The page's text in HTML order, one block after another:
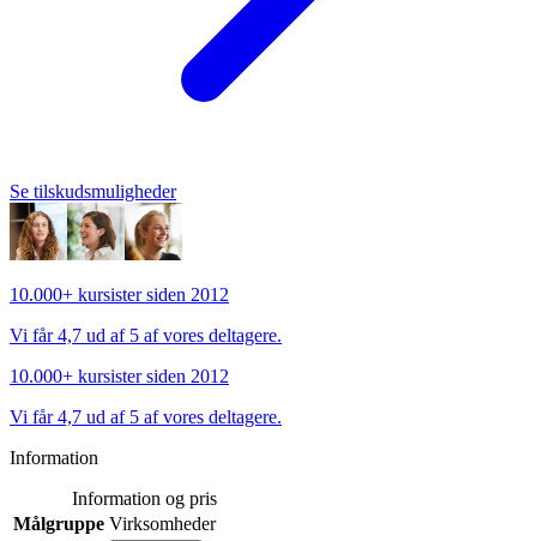
Se tilskudsmulighederSe tilskudsmuligheder
10.000+ kursister siden 2012
Vi får 4,7 ud af 5 af vores deltagere.
10.000+ kursister siden 2012
Vi får 4,7 ud af 5 af vores deltagere.
Information
Information og pris
Målgruppe Virksomheder